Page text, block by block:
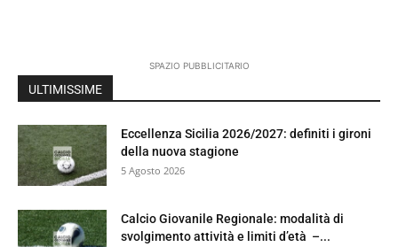
SPAZIO PUBBLICITARIO
ULTIMISSIME
Eccellenza Sicilia 2026/2027: definiti i gironi
della nuova stagione
5 Agosto 2026
Calcio Giovanile Regionale: modalità di
svolgimento attività e limiti d’età –...